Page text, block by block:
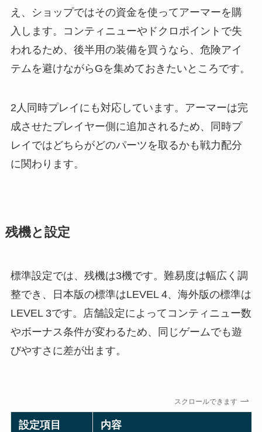
え、ショップではその資金を使ってアーマーを購
入します。コンティニューやドクロポイントで失
われるため、後半用の装備を買うなら、危険アイ
テムを避けながらGを集めておきたいところです。
2人同時プレイにも対応しています。アーマーは完
成させたプレイヤー側に追加されるため、同時プ
レイではどちらがどのパーツを取るかも戦力配分
に関わります。
残機と設定
標準設定では、残機は3機です。難易度は幅広く調
整でき、日本版の標準はLEVEL 4、海外版の標準は
LEVEL 3です。店舗設定によってコンティニュー数
やボーナス条件が変わるため、同じゲームでも遊
びやすさに差が出ます。
スクロールできます
設定項目 内容